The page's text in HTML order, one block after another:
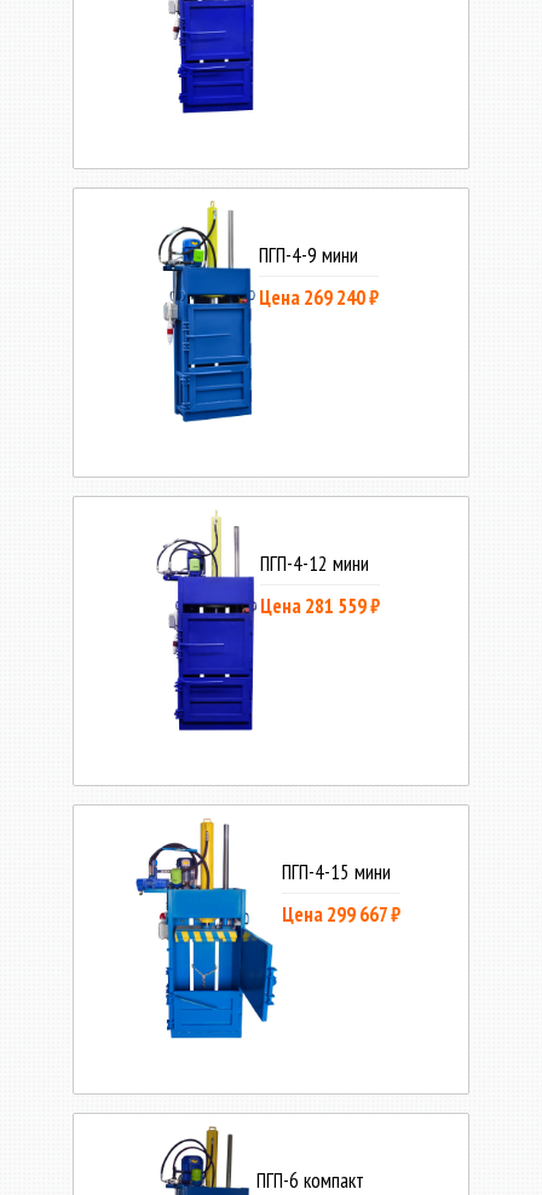
ПГП-4-9 мини
Цена 269 240 ₽
ПГП-4-12 мини
Цена 281 559 ₽
ПГП-4-15 мини
Цена 299 667 ₽
ПГП-6 компакт